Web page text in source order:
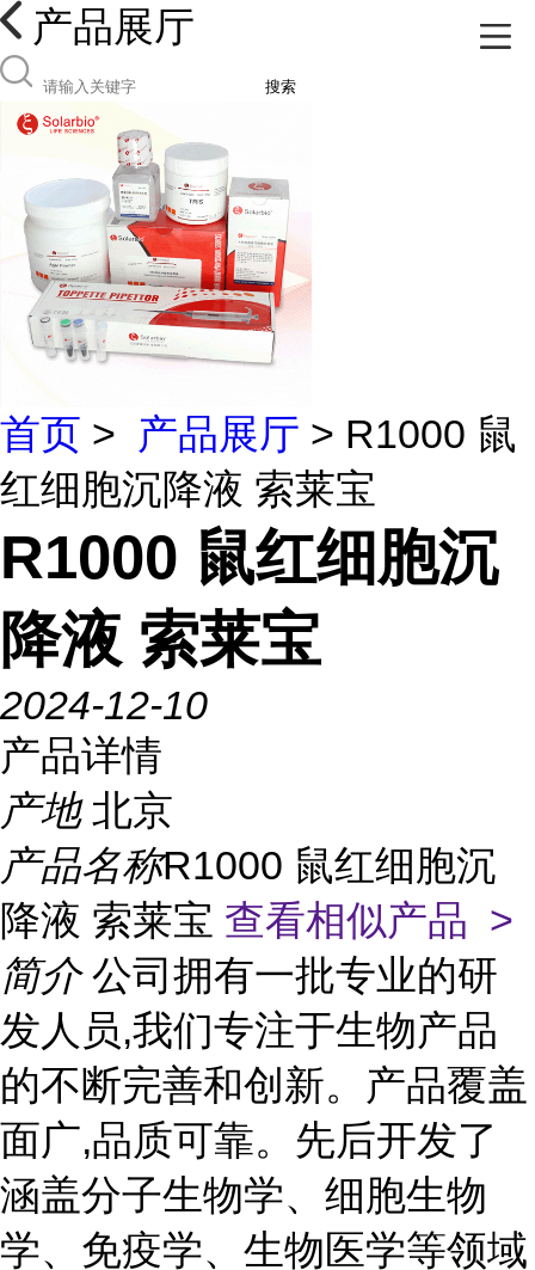
产品展厅
搜索
首页 > 产品展厅 > R1000 鼠
红细胞沉降液 索莱宝
R1000 鼠红细胞沉
降液 索莱宝
2024-12-10
产品详情
产地 北京
产品名称R1000 鼠红细胞沉
降液 索莱宝 查看相似产品 >
简介 公司拥有一批专业的研
发人员,我们专注于生物产品
的不断完善和创新。产品覆盖
面广,品质可靠。先后开发了
涵盖分子生物学、细胞生物
学、免疫学、生物医学等领域